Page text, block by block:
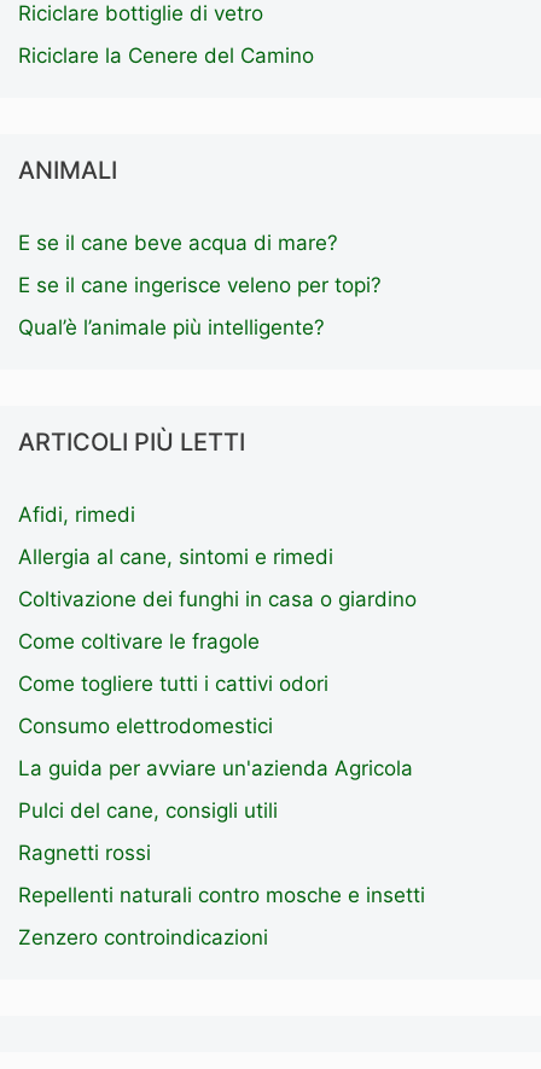
Riciclare bottiglie di vetro
Riciclare la Cenere del Camino
ANIMALI
E se il cane beve acqua di mare?
E se il cane ingerisce veleno per topi?
Qual’è l’animale più intelligente?
ARTICOLI PIÙ LETTI
Afidi, rimedi
Allergia al cane, sintomi e rimedi
Coltivazione dei funghi in casa o giardino
Come coltivare le fragole
Come togliere tutti i cattivi odori
Consumo elettrodomestici
La guida per avviare un'azienda Agricola
Pulci del cane, consigli utili
Ragnetti rossi
Repellenti naturali contro mosche e insetti
Zenzero controindicazioni